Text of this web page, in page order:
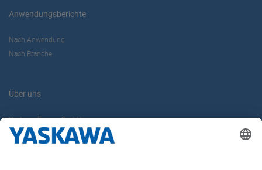
Anwendungsberichte
Nach Anwendung
Nach Branche
Über uns
Yaskawa Europe GmbH
Karriere